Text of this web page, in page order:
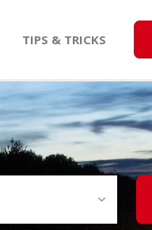
TIPS & TRICKS